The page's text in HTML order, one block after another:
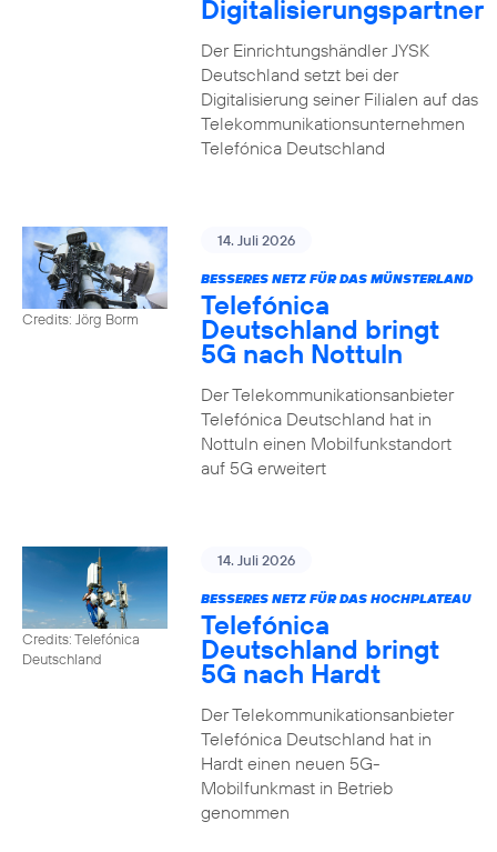
Digitalisierungspartner
Der Einrichtungshändler JYSK
Deutschland setzt bei der
Digitalisierung seiner Filialen auf das
Telekommunikationsunternehmen
Telefónica Deutschland
Credits: Jörg Borm
14. Juli 2026
BESSERES NETZ FÜR DAS MÜNSTERLAND
Telefónica
Deutschland bringt
5G nach Nottuln
Der Telekommunikationsanbieter
Telefónica Deutschland hat in
Nottuln einen Mobilfunkstandort
auf 5G erweitert
Credits: Telefónica
Deutschland
14. Juli 2026
BESSERES NETZ FÜR DAS HOCHPLATEAU
Telefónica
Deutschland bringt
5G nach Hardt
Der Telekommunikationsanbieter
Telefónica Deutschland hat in
Hardt einen neuen 5G-
Mobilfunkmast in Betrieb
genommen